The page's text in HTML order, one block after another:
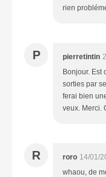
rien
P pierretintin
Bonjour. Est
sorties par
ferai bien
veux. Merci.
R roro 14/01/
whaou, de